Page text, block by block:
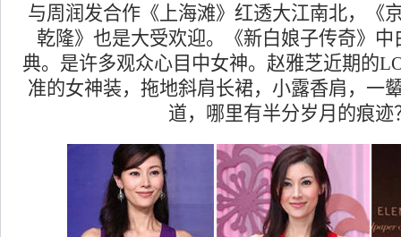
与周润发合作《上海滩》红透大江南北，《
乾隆》也是大受欢迎。《新白娘子传奇》中
典。是许多观众心目中女神。赵雅芝近期的
准的女神装，拖地斜肩长裙，小露香肩，一
道，哪里有半分岁月的痕迹